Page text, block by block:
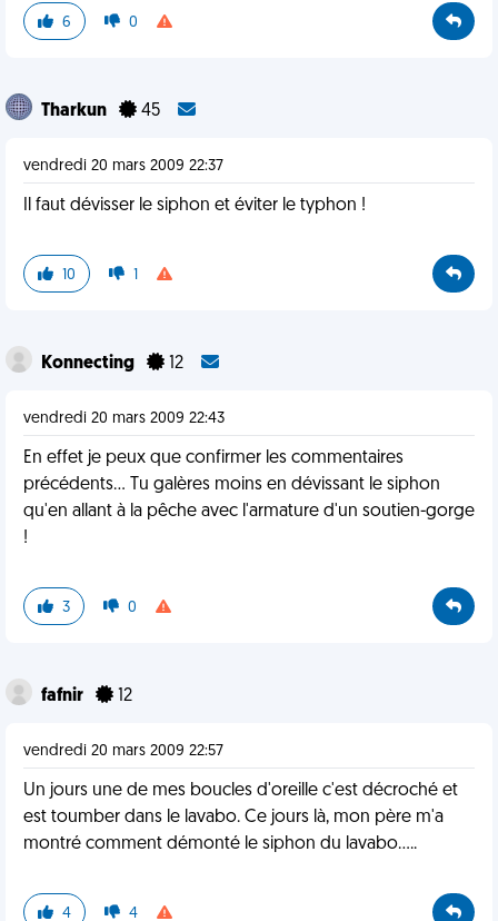
6 0
Tharkun 45
vendredi 20 mars 2009 22:37
Il faut dévisser le siphon et éviter le typhon !
10 1
Konnecting 12
vendredi 20 mars 2009 22:43
En effet je peux que confirmer les commentaires
précédents... Tu galères moins en dévissant le siphon
qu'en allant à la pêche avec l'armature d'un soutien-gorge
!
3 0
fafnir 12
vendredi 20 mars 2009 22:57
Un jours une de mes boucles d'oreille c'est décroché et
est toumber dans le lavabo. Ce jours là, mon père m'a
montré comment démonté le siphon du lavabo.....
4 4